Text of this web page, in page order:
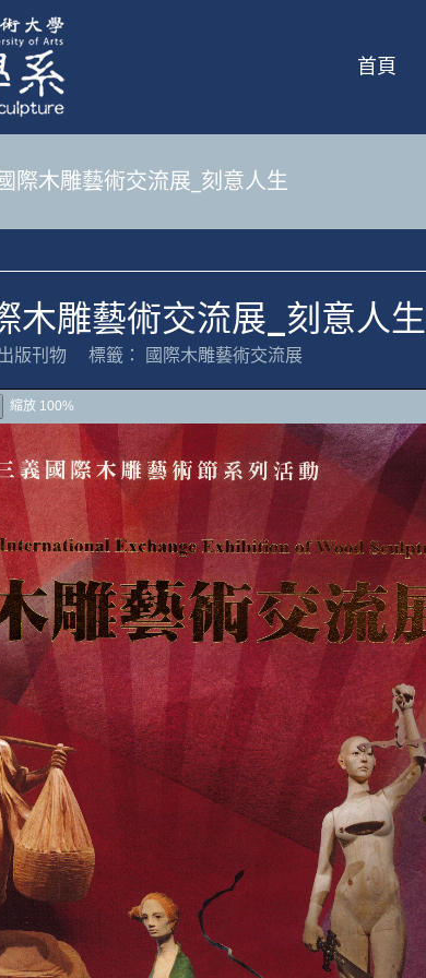
首頁
際木雕藝術交流展_刻意人生
木雕藝術交流展_刻意人生
版刊物 標籤： 國際木雕藝術交流展
縮放 100%